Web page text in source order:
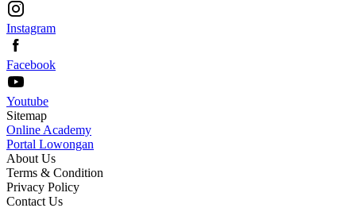
Instagram
Facebook
Youtube
Sitemap
Online Academy
Portal Lowongan
About Us
Terms & Condition
Privacy Policy
Contact Us